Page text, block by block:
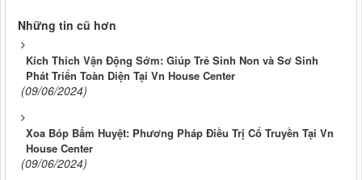
Những tin cũ hơn
Kích Thích Vận Động Sớm: Giúp Trẻ Sinh Non và Sơ Sinh
Phát Triển Toàn Diện Tại Vn House Center
(09/06/2024)
Xoa Bóp Bấm Huyệt: Phương Pháp Điều Trị Cổ Truyền Tại Vn
House Center
(09/06/2024)